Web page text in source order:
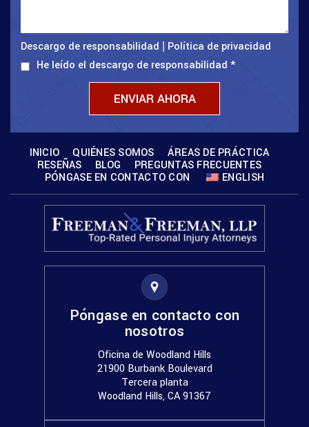
Descargo de responsabilidad
Política de privacidad
He leído el descargo de responsabilidad *
INICIO QUIÉNES SOMOS
ÁREAS DE PRÁCTICA
RESEÑAS
BLOG
PREGUNTAS FRECUENTES
PÓNGASE EN CONTACTO CON
ENGLISH
Póngase en contacto con
nosotros
Oficina de Woodland Hills
21900 Burbank Boulevard
Tercera planta
Woodland Hills, CA 91367